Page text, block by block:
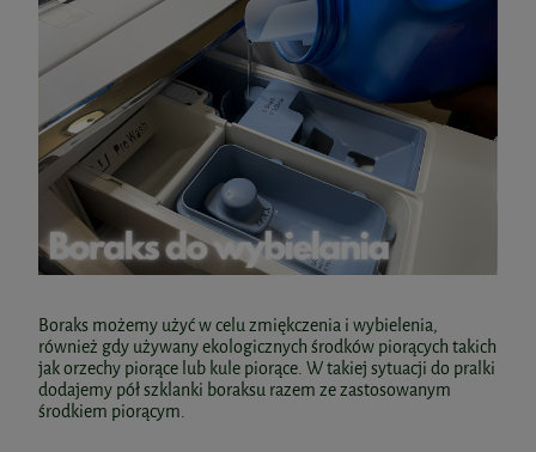
Boraks możemy użyć w celu zmiękczenia i wybielenia,
również gdy używany ekologicznych środków piorących takich
jak orzechy piorące lub kule piorące. W takiej sytuacji do pralki
dodajemy pół szklanki boraksu razem ze zastosowanym
środkiem piorącym.